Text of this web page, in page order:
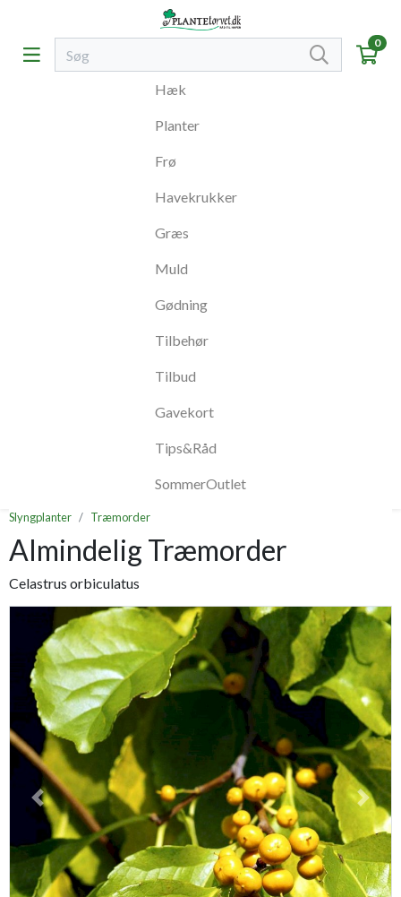
0
Hæk
Planter
Frø
Havekrukker
Græs
Muld
Gødning
Tilbehør
Tilbud
Gavekort
Tips&Råd
SommerOutlet
Slyngplanter Træmorder
Almindelig Træmorder
Celastrus orbiculatus
Previous Next